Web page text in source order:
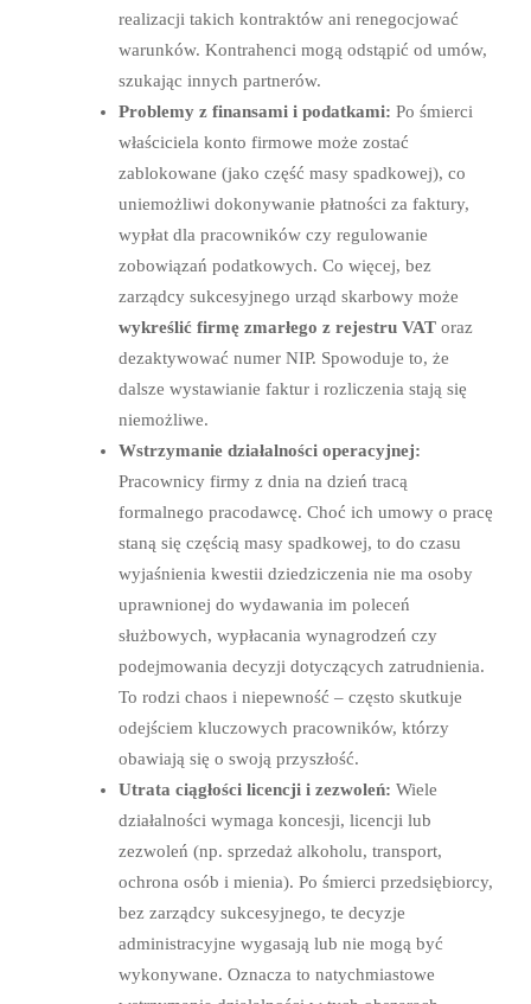
realizacji takich kontraktów ani renegocjować
warunków. Kontrahenci mogą odstąpić od umów,
szukając innych partnerów.
Problemy z finansami i podatkami: Po śmierci
właściciela konto firmowe może zostać
zablokowane (jako część masy spadkowej), co
uniemożliwi dokonywanie płatności za faktury,
wypłat dla pracowników czy regulowanie
zobowiązań podatkowych. Co więcej, bez
zarządcy sukcesyjnego urząd skarbowy może
wykreślić firmę zmarłego z rejestru VAT oraz
dezaktywować numer NIP. Spowoduje to, że
dalsze wystawianie faktur i rozliczenia stają się
niemożliwe.
Wstrzymanie działalności operacyjnej:
Pracownicy firmy z dnia na dzień tracą
formalnego pracodawcę. Choć ich umowy o pracę
staną się częścią masy spadkowej, to do czasu
wyjaśnienia kwestii dziedziczenia nie ma osoby
uprawnionej do wydawania im poleceń
służbowych, wypłacania wynagrodzeń czy
podejmowania decyzji dotyczących zatrudnienia.
To rodzi chaos i niepewność – często skutkuje
odejściem kluczowych pracowników, którzy
obawiają się o swoją przyszłość.
Utrata ciągłości licencji i zezwoleń: Wiele
działalności wymaga koncesji, licencji lub
zezwoleń (np. sprzedaż alkoholu, transport,
ochrona osób i mienia). Po śmierci przedsiębiorcy,
bez zarządcy sukcesyjnego, te decyzje
administracyjne wygasają lub nie mogą być
wykonywane. Oznacza to natychmiastowe